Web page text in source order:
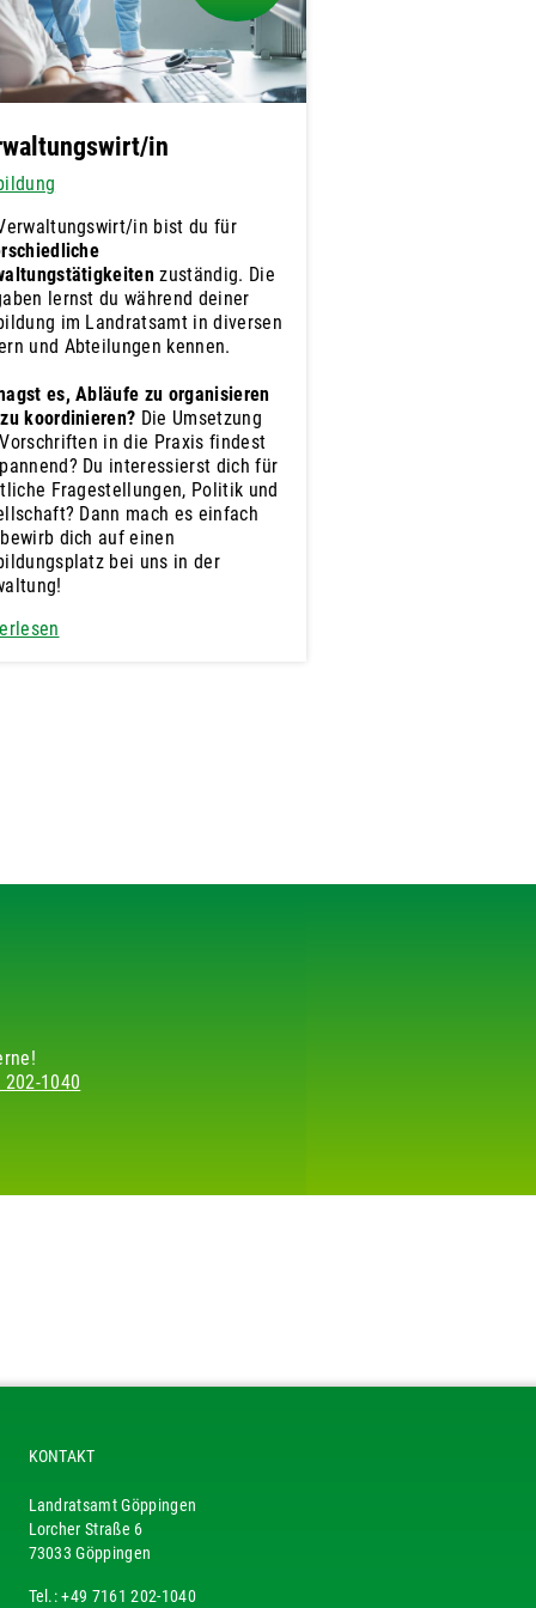
in
in bist du für
zuständig. Die
lernst du während deiner
im Landratsamt in diversen
und Abteilungen kennen.
es, Abläufe zu organisieren
koordinieren? Die Umsetzung
in die Praxis findest
Du interessierst dich für
Fragestellungen, Politik und
Dann mach es einfach
dich auf einen
bei uns in der
1040
KONTAKT
Landratsamt Göppingen
Lorcher Straße 6
73033 Göppingen
Tel.: +49 7161 202-1040